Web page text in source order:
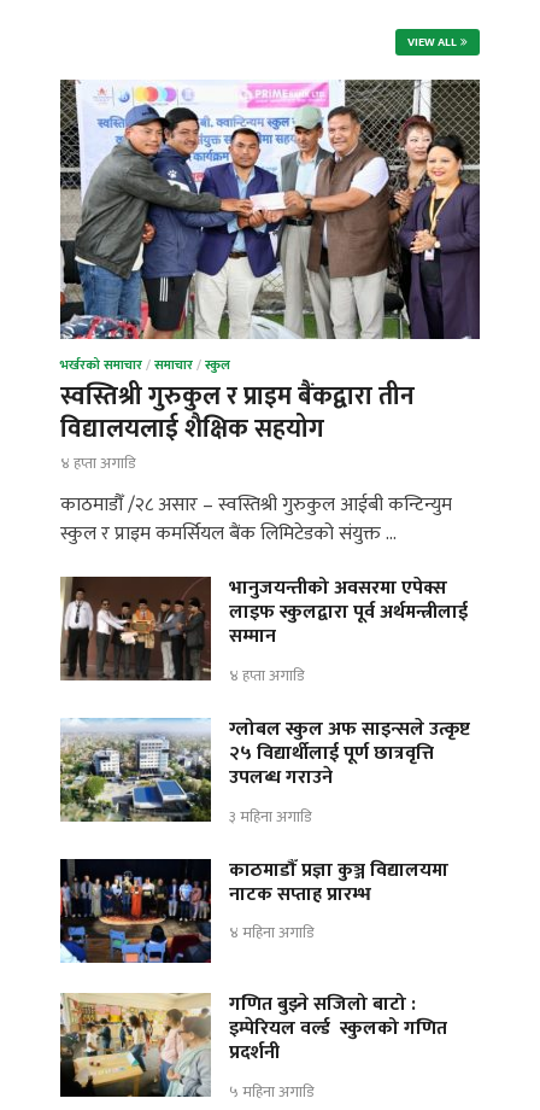
VIEW ALL
भर्खरको समाचार/समाचार/स्कुल
स्वस्तिश्री गुरुकुल र प्राइम बैंकद्वारा तीन
विद्यालयलाई शैक्षिक सहयोग
४ हप्ता अगाडि
काठमाडौँ /२८ असार – स्वस्तिश्री गुरुकुल आईबी कन्टिन्युम
स्कुल र प्राइम कमर्सियल बैंक लिमिटेडको संयुक्त …
भानुजयन्तीको अवसरमा एपेक्स
लाइफ स्कुलद्वारा पूर्व अर्थमन्त्रीलाई
सम्मान
४ हप्ता अगाडि
ग्लोबल स्कुल अफ साइन्सले उत्कृष्ट
२५ विद्यार्थीलाई पूर्ण छात्रवृत्ति
उपलब्ध गराउने
३ महिना अगाडि
काठमाडौँ प्रज्ञा कुञ्ज विद्यालयमा
नाटक सप्ताह प्रारम्भ
४ महिना अगाडि
गणित बुझ्ने सजिलो बाटो :
इम्पेरियल वर्ल्ड स्कुलको गणित
प्रदर्शनी
५ महिना अगाडि